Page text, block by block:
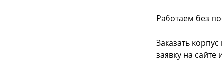
Работаем без
Заказать
заявку на сайте